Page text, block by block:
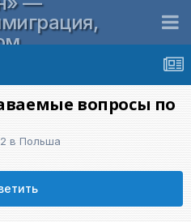
вопросы по
в Польша